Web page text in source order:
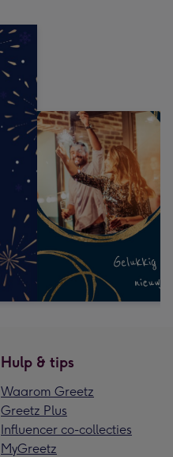
Hulp & tips
Waarom Greetz
Greetz Plus
Influencer co-collecties
MyGreetz